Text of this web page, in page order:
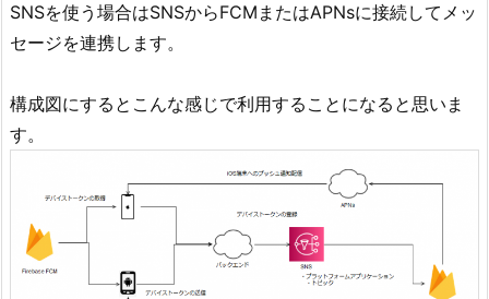
SNSを使う場合はSNSからFCMまたはAPNsに接続してメッ
セージを連携します。
構成図にするとこんな感じで利用することになると思いま
す。